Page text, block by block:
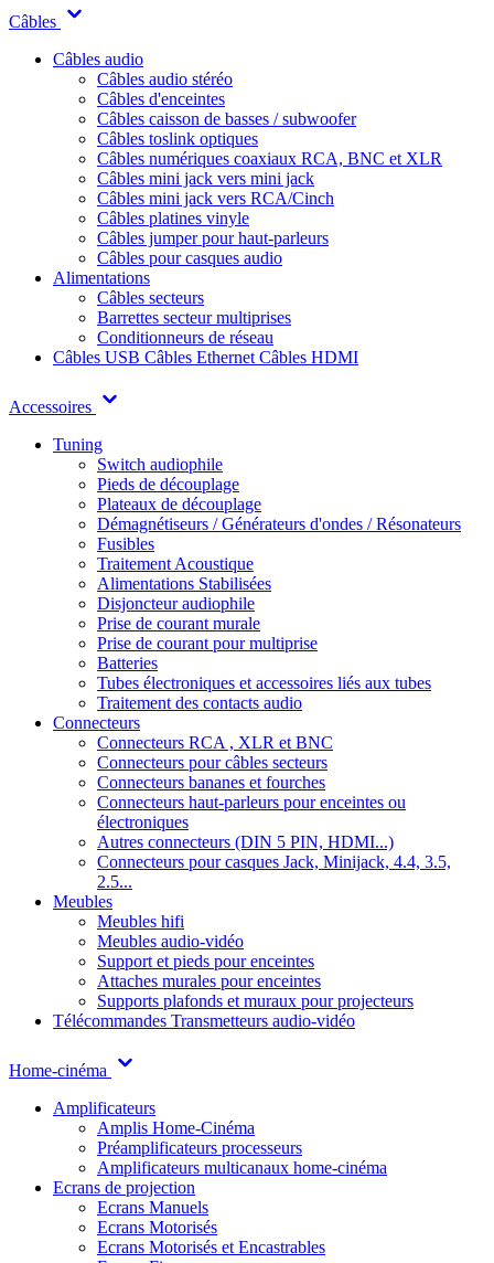
Câbles
Câbles audio
Câbles audio stéréo
Câbles d'enceintes
Câbles caisson de basses / subwoofer
Câbles toslink optiques
Câbles numériques coaxiaux RCA, BNC et XLR
Câbles mini jack vers mini jack
Câbles mini jack vers RCA/Cinch
Câbles platines vinyle
Câbles jumper pour haut-parleurs
Câbles pour casques audio
Alimentations
Câbles secteurs
Barrettes secteur multiprises
Conditionneurs de réseau
Câbles USB Câbles Ethernet Câbles HDMI
Accessoires
Tuning
Switch audiophile
Pieds de découplage
Plateaux de découplage
Démagnétiseurs / Générateurs d'ondes / Résonateurs
Fusibles
Traitement Acoustique
Alimentations Stabilisées
Disjoncteur audiophile
Prise de courant murale
Prise de courant pour multiprise
Batteries
Tubes électroniques et accessoires liés aux tubes
Traitement des contacts audio
Connecteurs
Connecteurs RCA , XLR et BNC
Connecteurs pour câbles secteurs
Connecteurs bananes et fourches
Connecteurs haut-parleurs pour enceintes ou
électroniques
Autres connecteurs (DIN 5 PIN, HDMI...)
Connecteurs pour casques Jack, Minijack, 4.4, 3.5,
2.5...
Meubles
Meubles hifi
Meubles audio-vidéo
Support et pieds pour enceintes
Attaches murales pour enceintes
Supports plafonds et muraux pour projecteurs
Télécommandes Transmetteurs audio-vidéo
Home-cinéma
Amplificateurs
Amplis Home-Cinéma
Préamplificateurs processeurs
Amplificateurs multicanaux home-cinéma
Ecrans de projection
Ecrans Manuels
Ecrans Motorisés
Ecrans Motorisés et Encastrables